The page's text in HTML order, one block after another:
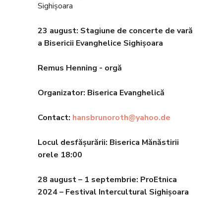
Sighișoara
23 august: Stagiune de concerte de vară
a Bisericii Evanghelice Sighișoara
Remus Henning - orgă
Organizator: Biserica Evanghelică
Contact: hansbrunoroth@yahoo.de
Locul desfășurării: Biserica Mănăstirii
orele 18:00
28 august – 1 septembrie: ProEtnica
2024 – Festival Intercultural Sighișoara